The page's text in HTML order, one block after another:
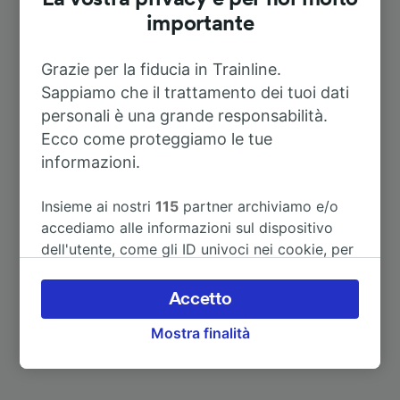
A Michendorf 33m
A Plauen
A Bad Wilsnack 1h 56m
importante
Grazie per la fiducia in Trainline.
Sappiamo che il trattamento dei tuoi dati
personali è una grande responsabilità.
Ecco come proteggiamo le tue
informazioni.
Insieme ai nostri115 partner archiviamo e/o
accediamo alle informazioni sul dispositivo
dell'utente, come gli ID univoci nei cookie, per
accettare o gestire le proprie scelte facendo
clic di seguito, tra cui il proprio diritto di
opporsi sulla base di un interesse legittimo o
Mostra finalità
Accetto